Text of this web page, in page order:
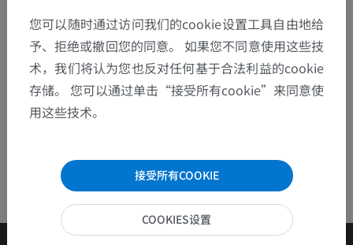
下载APP
您可以随时通过访问我们的cookie设置工具自由地给
予、拒绝或撤回您的同意。 如果您不同意使用这些技
术，我们将认为您也反对任何基于合法利益的cookie
存储。 您可以通过单击“接受所有cookie”来同意使
用这些技术。
接受所有COOKIE
COOKIES设置